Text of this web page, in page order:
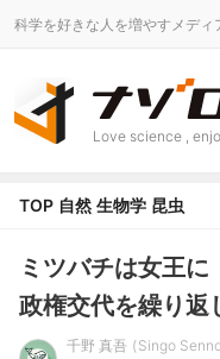
科学を好きな人を増やすメディ
Love science ,
TOP 自然 生物学 昆虫
ミツバチは女王に
政権交代を繰り
千野 真吾
Singo